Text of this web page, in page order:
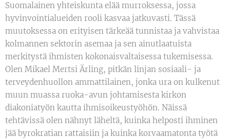
Suomalainen yhteiskunta elää murroksessa, jossa
hyvinvointialueiden rooli kasvaa jatkuvasti. Tässä
muutoksessa on erityisen tärkeää tunnistaa ja vahvistaa
kolmannen sektorin asemaa ja sen ainutlaatuista
merkitystä ihmisten kokonaisvaltaisessa tukemisessa.
Olen Mikael Mertsi Ärling, pitkän linjan sosiaali- ja
terveydenhuollon ammattilainen, jonka ura on kulkenut
muun muassa ruoka-avun johtamisesta kirkon
diakoniatyön kautta ihmisoikeustyöhön. Näissä
tehtävissä olen nähnyt läheltä, kuinka helposti ihminen
jää byrokratian rattaisiin ja kuinka korvaamatonta työtä